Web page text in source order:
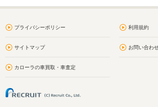
プライバシーポリシー 利用規約
サイトマップ お問い合わ
カローラの車買取・車査定